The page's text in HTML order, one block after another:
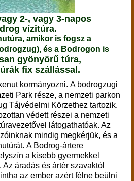
2-, vagy 3-napos
vízitúra.
amikor is fogsz a
és a Bodrogon is
gyönyörű túra,
fix szállással.
kormányozni. A bodrogzugi
Park része, a nemzeti parkon
Tájvédelmi Körzethez tartozik.
védett részei a nemzeti
látogathatóak. Az
mindig megkérjük, és a
A Bodrog-ártere
a kisebb gyermekkel
áradás és ártér szavaktól
az ember azért félne beülni